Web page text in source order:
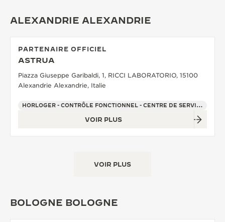
ALEXANDRIE ALEXANDRIE
PARTENAIRE OFFICIEL
ASTRUA
Piazza Giuseppe Garibaldi, 1, RICCI LABORATORIO, 15100
Alexandrie Alexandrie, Italie
HORLOGER - CONTRÔLE FONCTIONNEL - CENTRE DE SERVICE OFFICIEL - POINT DE VENTE
VOIR PLUS
VOIR PLUS
BOLOGNE BOLOGNE